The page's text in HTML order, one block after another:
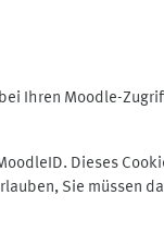
Ihren Moodle-
Dieses
Sie müssen